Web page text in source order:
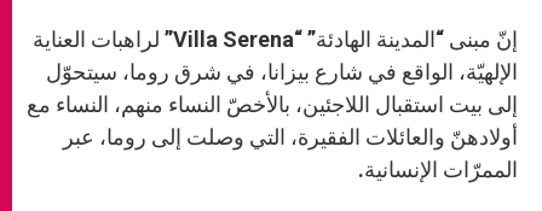
إنّ مبنى “المدينة الهادئة” “Villa Serena” لراهبات العناية
الإلهيّة، الواقع في شارع بيزانا، في شرق روما، سيتحوّل
إلى بيت استقبال اللاجئين، بالأخصّ النساء منهم، النساء مع
أولادهنّ والعائلات الفقيرة، التي وصلت إلى روما، عبر
الممرّات الإنسانية.